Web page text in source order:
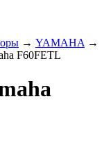
→ YAMAHA →
F60FETL